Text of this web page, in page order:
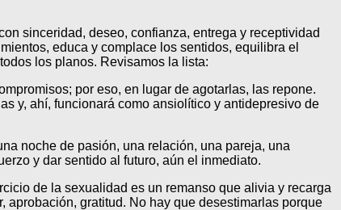
sinceridad, deseo, confianza, entrega y receptividad
educa y complace los sentidos, equilibra el
los planos. Revisamos la lista:
por eso, en lugar de agotarlas, las repone.
y, ahí, funcionará como ansiolítico y antidepresivo de
noche de pasión, una relación, una pareja, una
y dar sentido al futuro, aún el inmediato.
de la sexualidad es un remanso que alivia y recarga
aprobación, gratitud. No hay que desestimarlas porque